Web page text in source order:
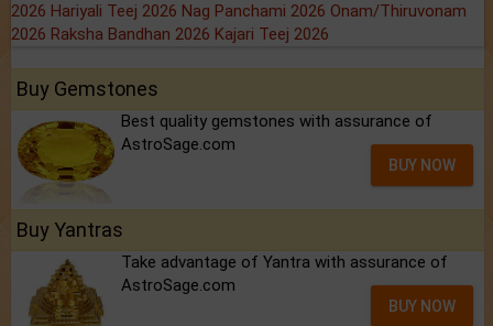
2026 Hariyali Teej 2026 Nag Panchami 2026 Onam/Thiruvonam
2026 Raksha Bandhan 2026 Kajari Teej 2026
Buy Gemstones
Best quality gemstones with assurance of
AstroSage.com
BUY NOW
Buy Yantras
Take advantage of Yantra with assurance of
AstroSage.com
BUY NOW